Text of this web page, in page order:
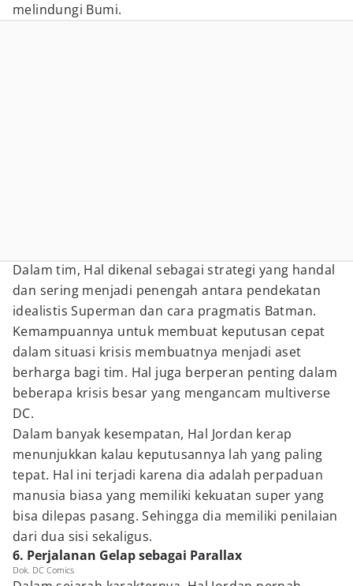
melindungi Bumi.
Dalam tim, Hal dikenal sebagai strategi yang handal
dan sering menjadi penengah antara pendekatan
idealistis Superman dan cara pragmatis Batman.
Kemampuannya untuk membuat keputusan cepat
dalam situasi krisis membuatnya menjadi aset
berharga bagi tim. Hal juga berperan penting dalam
beberapa krisis besar yang mengancam multiverse
DC.
Dalam banyak kesempatan, Hal Jordan kerap
menunjukkan kalau keputusannya lah yang paling
tepat. Hal ini terjadi karena dia adalah perpaduan
manusia biasa yang memiliki kekuatan super yang
bisa dilepas pasang. Sehingga dia memiliki penilaian
dari dua sisi sekaligus.
6. Perjalanan Gelap sebagai Parallax
Dok. DC Comics